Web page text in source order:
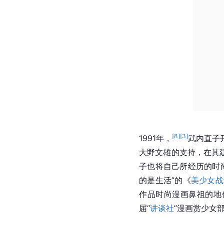
1991年， [8][3]武内直子
大野文雄的支持，在其
子也将自己所经历的时
的是生活”的《美少女
作品时尚漫画鼻祖的地
届“讲谈社”漫画赏少女